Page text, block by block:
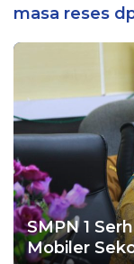
masa reses
SMPN 1
Mobiler